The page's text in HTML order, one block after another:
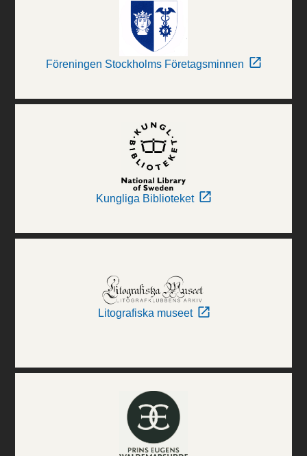
Föreningen Stockholms Företagsminnen
Kungliga Biblioteket
Litografiska museet